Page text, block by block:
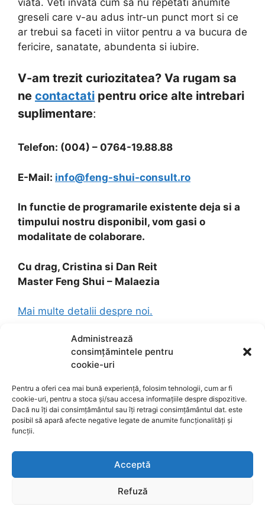
Administrează
consimțămintele pentru
cookie-uri
Pentru a oferi cea mai bună experiență, folosim tehnologii, cum ar fi
cookie-uri, pentru a stoca și/sau accesa informațiile despre dispozitive.
Dacă nu îți dai consimțământul sau îți retragi consimțământul dat. este
posibil să apară afecte negative legate de anumite funcționalități și
funcții.
Acceptă
Refuză
greseli care v-au adus intr-un punct mort si ce
ar trebui sa faceti in viitor pentru a va bucura de
fericire, sanatate, abundenta si iubire.
V-am trezit curiozitatea? Va rugam sa
ne contactati pentru orice alte intrebari
suplimentare:
Telefon: (004) – 0764-19.88.88
E-Mail: info@feng-shui-consult.ro
In functie de programarile existente deja si a
timpului nostru disponibil, vom gasi o
modalitate de colaborare.
Cu drag, Cristina si Dan Reit
Master Feng Shui – Malaezia
Mai multe detalii despre noi.
Termeni de utilizare
Politica de confidențialitate